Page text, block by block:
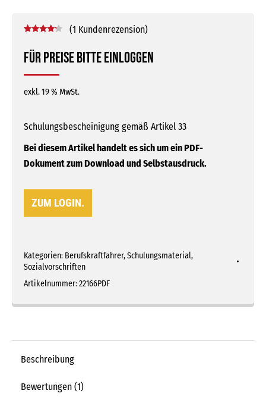
Für Preise bitte einloggen
mit
von 5,
auf
(1 Kundenrezension)
exkl. 19 % MwSt.
Schulungsbescheinigung gemäß Artikel 33
Bei diesem Artikel handelt es sich um ein PDF-
Dokument zum Download und Selbstausdruck.
ZUM LOGIN.
Kategorien: Berufskraftfahrer,Schulungsmaterial,
Sozialvorschriften
Artikelnummer:22166PDF
Beschreibung
Bewertungen (1)